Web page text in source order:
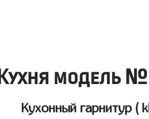
Кухня модель
Кухонный гарнитур (